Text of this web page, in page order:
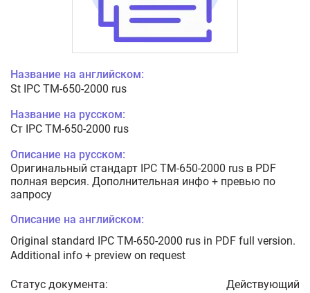
Название на английском:
St IPC TM-650-2000 rus
Название на русском:
Ст IPC TM-650-2000 rus
Описание на русском:
Оригинальный стандарт IPC TM-650-2000 rus в PDF
полная версия. Дополнительная инфо + превью по
запросу
Описание на английском:
Original standard IPC TM-650-2000 rus in PDF full version.
Additional info + preview on request
Статус документа: Действующий